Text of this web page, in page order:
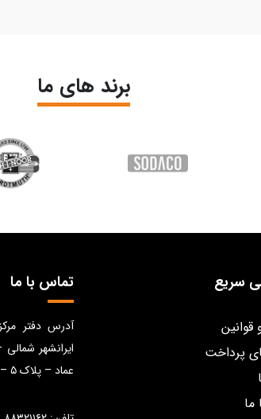
برند های ما
سریع
پرداخت
ما
تماس با ما
آدرس دفتر
ایرانشهر
عماد – پلاک ۵ – واحد ۱